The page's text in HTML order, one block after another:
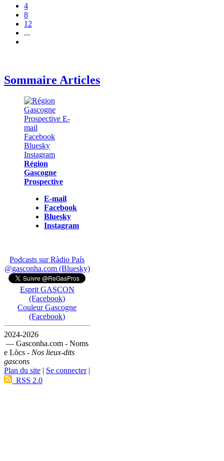
4
8
12
...
Sommaire Articles
Région
Gascogne
Prospective
E-mail
Facebook
Bluesky
Instagram
Podcasts sur Ràdio País
@gasconha.com (Bluesky)
Esprit GASCON
(Facebook)
Couleur Gascogne
(Facebook)
2024-2026
— Gasconha.com - Noms
e Lòcs - Nos lieux-dits
gascons
Plan du site
Se connecter|
RSS 2.0